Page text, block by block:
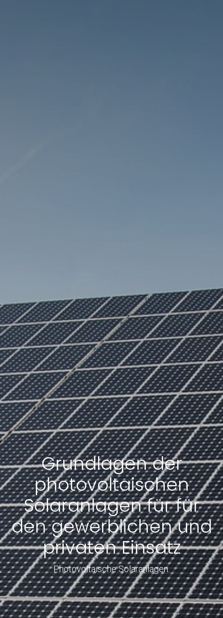
Grundlagen der
photovoltaischen
Solaranlagen für für
den gewerblichen und
privaten Einsatz
Photovoltaische Solaranlagen.